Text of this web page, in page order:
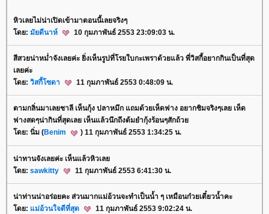
หิวเลยไม่น่าเปิดเข้ามาตอนนี้เลยจริงๆ
ดย: มัยดีนาห์ 10 กุมภาพันธ์ 2553 23:09:03 น.
สีสวยน่าหม่ำจังเลยค่ะ ยิ่งเห็นรูปที่โรยใบกะเพราด้วยแล้ว พี่วิสกี้อยากกินเป็นที่สุด
เลยค่ะ
ดย: วิสกี้โซดา 11 กุมภาพันธ์ 2553 0:48:09 น.
ตามกลิ่นมาเลยชาลี เห็นกุ้ง ปลาหมึก แถมด้วยเห็ดฟาง อยากชิมจริงๆเลย เห็ด
ฟางสดๆน่ากินที่สุดเลย เห็นแล้วนึกถึงต้มยำกุ้งร้อนๆสักถ้ว
ดย: นิ่ม (Benim ) 11 กุมภาพันธ์ 2553 1:34:25 น.
น่าทานจังเลยค่ะ เห็นแล้วหิวเล
ดย: sawkitty 11 กุมภาพันธ์ 2553 6:41:30 น.
น่าท่านน่าอร่อยคะ ส่วนมากแม่อ้วนจะทำเป็นน้ำ ๆ เหมือนก๋วยเตี๋ยวน้ำคะ
ดย: ม่อ้วนใจดีที่สุด 11 กุมภาพันธ์ 2553 9:02:24 น.